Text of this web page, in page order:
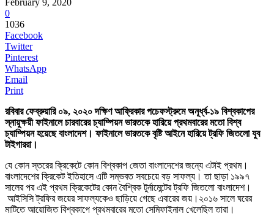
0
1036
Facebook
Twitter
Pinterest
WhatsApp
Email
Print
রবিবার ফেব্রুয়ারি ০৯, ২০২০ দক্ষিণ আফ্রিকার পচেফস্ট্রুমে অনূর্ধ্ব-১৯ বিশ্বকাপের
স্নায়ুক্ষয়ী ফাইনালে চারবারের চ্যাম্পিয়ন ভারতকে হারিয়ে প্রথমবারের মতো বিশ্ব
চ্যাম্পিয়ন হয়েছে বাংলাদেশ। ফাইনালে ভারতকে বৃষ্টি আইনে হারিয়ে ট্রফি জিতলো যুব
টাইগাররা।
যে কোন স্তরের ক্রিকেটে কোন বিশ্বকাপ জেতা বাংলাদেশের জন্যে এটাই প্রথম।
বাংলাদেশের ক্রিকেট ইতিহাসে এটি সম্ভবত সবচেয়ে বড় সাফল্য। তা ছাড়া ১৯৯৭
সালের পর এই প্রথম ক্রিকেটের কোন বৈশ্বিক টুর্নামেন্টের ট্রফি জিতলো বাংলাদেশ।
আইসিসি ট্রফির জয়ের সাফল্যকেও ছাড়িয়ে গেছে এবারের জয়।২০১৬ সালে ঘরের
মাটিতে আয়োজিত বিশ্বকাপে প্রথমবারের মতো সেমিফাইনাল খেলেছিল তারা।